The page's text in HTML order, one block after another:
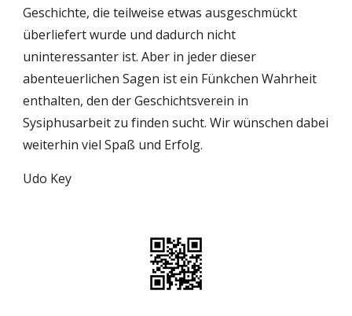
Geschichte, die teilweise etwas ausgeschmückt
überliefert wurde und dadurch nicht
uninteressanter ist. Aber in jeder dieser
abenteuerlichen Sagen ist ein Fünkchen Wahrheit
enthalten, den der Geschichtsverein in
Sysiphusarbeit zu finden sucht. Wir wünschen dabei
weiterhin viel Spaß und Erfolg.
Udo Key